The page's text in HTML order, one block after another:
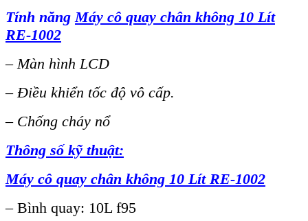
Tính năngMáy cô quay chân không 10 Lít
RE-1002
– Màn hình LCD
– Điều khiển tốc độ vô cấp.
– Chống cháy nổ
Thông số kỹ thuật:
Máy cô quay chân không 10 Lít RE-1002
– Bình quay: 10L f95